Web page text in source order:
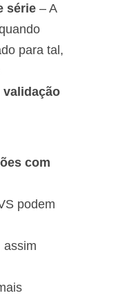
série – A
para tal,
validação
com
podem
assim